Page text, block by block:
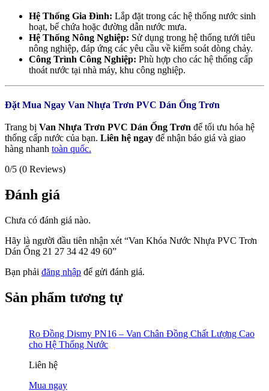
Hệ Thống Gia Đình: Lắp đặt trong các hệ thống nước sinh
hoạt, bể chứa hoặc đường dẫn nước mưa.
Hệ Thống Nông Nghiệp: Sử dụng trong hệ thống tưới tiêu
nông nghiệp, đáp ứng các yêu cầu về kiểm soát dòng chảy.
Công Trình Công Nghiệp: Phù hợp cho các hệ thống cấp
thoát nước tại nhà máy, khu công nghiệp.
Đặt Mua Ngay Van Nhựa Trơn PVC Dán Ống Trơn
Trang bị Van Nhựa Trơn PVC Dán Ống Trơn để tối ưu hóa hệ
thống cấp nước của bạn. Liên hệ ngay để nhận báo giá và giao
hàng nhanh toàn quốc.
0/5 (0 Reviews)
Đánh giá
Chưa có đánh giá nào.
Hãy là người đầu tiên nhận xét “Van Khóa Nước Nhựa PVC Trơn
Dán Ống 21 27 34 42 49 60”
Bạn phải đăng nhập để gửi đánh giá.
Sản phẩm tương tự
Rọ Đồng Dismy PN16 – Van Chân Đồng Chất Lượng Cao
cho Hệ Thống Nước
Liên hệ
Mua ngay